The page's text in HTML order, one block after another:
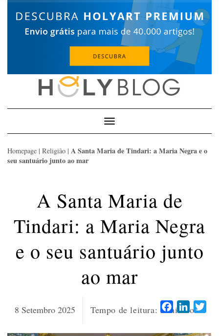
Toggle
Navigation
Homepage | Religião | A Santa Maria de Tindari: a Maria Negra e o
seu santuário junto ao mar
A Santa Maria de
Tindari: a Maria Negra
e o seu santuário junto
ao mar
8 Setembro 2025 Tempo de leitura: 5 minutos
Facebook